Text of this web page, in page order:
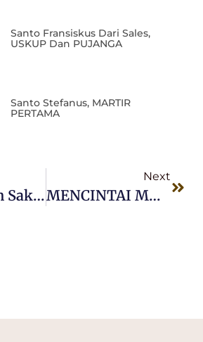
Santo Fransiskus Dari Sales,
USKUP Dan PUJANGA
Santo Stefanus, MARTIR
PERTAMA
Penerimaan Sakramen Perkawinan Pada Minggu, 19 April 2020,
Next
MENCINTAI MUSUH, MUNGKINKAH?